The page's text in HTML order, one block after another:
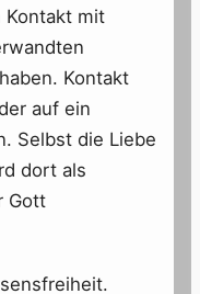
Kontakt mit
Kontakt
auf ein
Selbst die Liebe
dort als
Gott